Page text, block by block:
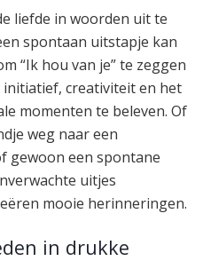
liefde in woorden uit te
spontaan uitstapje kan
“Ik hou van je” te zeggen
creativiteit en het
momenten te beleven. Of
weg naar een
gewoon een spontane
uitjes
mooie herinneringen.
in drukke